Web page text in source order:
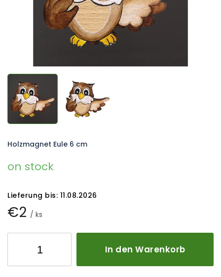
€2 / ks
on stock
Lieferung bis: 11.08.2026
In den Warenkorb
Holzmagnet Eule 6 cm